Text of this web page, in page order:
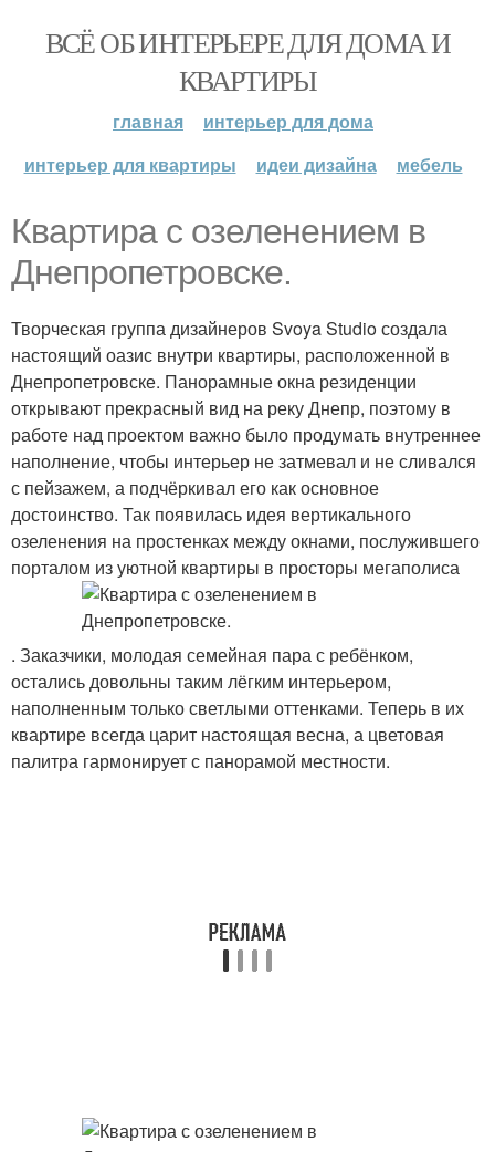
ВСЁ ОБ ИНТЕРЬЕРЕ ДЛЯ ДОМА И
КВАРТИРЫ
главная
интерьер для дома
интерьер для квартиры
идеи дизайна мебель
Квартира с озеленением в
Днепропетровске.
Творческая группа дизайнеров Svoya Studio создала
настоящий оазис внутри квартиры, расположенной в
Днепропетровске. Панорамные окна резиденции
открывают прекрасный вид на реку Днепр, поэтому в
работе над проектом важно было продумать внутреннее
наполнение, чтобы интерьер не затмевал и не сливался
с пейзажем, а подчёркивал его как основное
достоинство. Так появилась идея вертикального
озеленения на простенках между окнами, послужившего
порталом из уютной квартиры в просторы мегаполиса
. Заказчики, молодая семейная пара с ребёнком,
остались довольны таким лёгким интерьером,
наполненным только светлыми оттенками. Теперь в их
квартире всегда царит настоящая весна, а цветовая
палитра гармонирует с панорамой местности.